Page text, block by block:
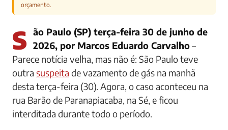
orçamento.
São Paulo (SP) terça-feira 30 de junho de 2026, por Marcos Eduardo Carvalho–
Parece notícia velha, mas não é: São Paulo teve
outra suspeita de vazamento de gás na manhã
desta terça-feira (30). Agora, o caso aconteceu na
rua Barão de Paranapiacaba, na Sé, e ficou
interditada durante todo o período.